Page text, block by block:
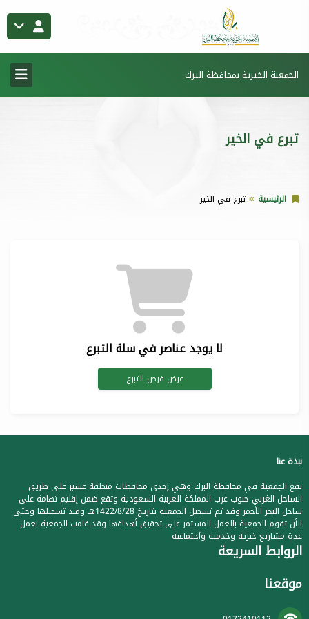
الجمعية الخيرية بمحافظة البرك
تبرع في الخير
الرئيسية تبرع في الخير
لا يوجد عناصر في سلة التبرع
عرض فرص التبرع
نبذة عنا
تقع الجمعية في محافظة البرك وهي إحدى محافظات منطقة عسير على طريق
الساحل الغربي جنوب غرب المملكة العربية السعودية وتقع ضمن إقليم تهامة على
ساحل البحر الأحمر وقد تم تسجيل الجمعية بتاريخ 1422/8/28هـ ومنذ تسجيلها وحتى
الأن تقوم الجمعية بالعمل المستمر على تحقيق أهدافها وقد قامت الجمعية بعمل
عدة مشاريع خيرية وخدمية وأجتماعية
الروابط السريعة
موقعنا